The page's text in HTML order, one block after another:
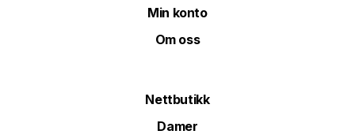
Min konto
Om oss
Nettbutikk
Damer